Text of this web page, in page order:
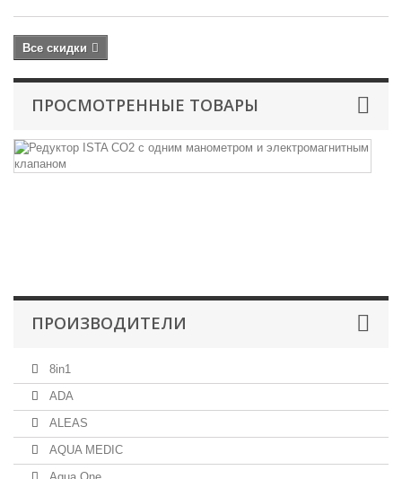
Все скидки
ПРОСМОТРЕННЫЕ ТОВАРЫ
ПРОИЗВОДИТЕЛИ
8in1
ADA
ALEAS
AQUA MEDIC